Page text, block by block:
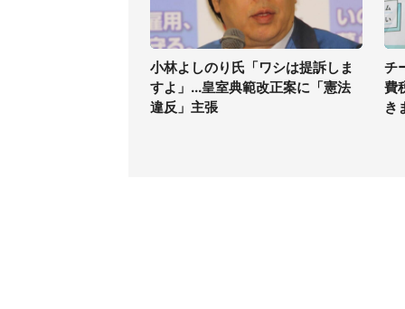
小林よしのり氏「ワシは提訴しま
すよ」...皇室典範改正案に「憲法
違反」主張
チ
費
き